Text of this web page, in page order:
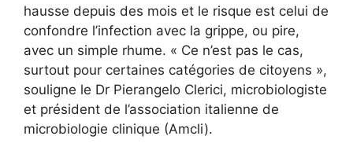
hausse depuis des mois et le risque est celui de
confondre l’infection avec la grippe, ou pire,
avec un simple rhume. « Ce n’est pas le cas,
surtout pour certaines catégories de citoyens »,
souligne le Dr Pierangelo Clerici, microbiologiste
et président de l’association italienne de
microbiologie clinique (Amcli).